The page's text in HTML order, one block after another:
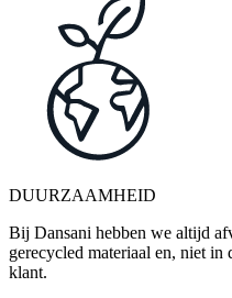
DUURZAAMHEID
Bij Dansani hebben we altijd
gerecycled materiaal en, niet
klant.